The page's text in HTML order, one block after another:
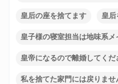
皇后の座を捨てます 皇后
皇子様の寝室担当は地味系メ
皇帝になるので離婚してくだ
私を捨てた家門には戻りませ